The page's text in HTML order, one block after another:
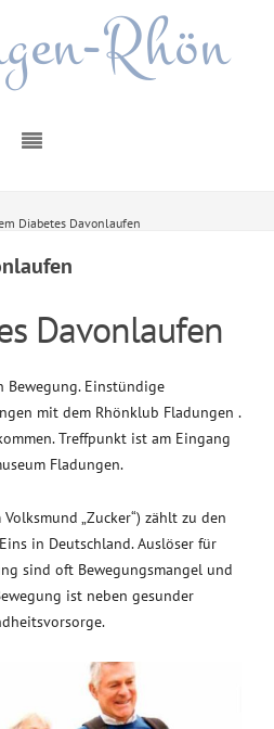
Rhön
Diabetes Davonlaufen
Davonlaufen
Bewegung. Einstündige
mit dem Rhönklub Fladungen .
Treffpunkt ist am Eingang
Fladungen.
„Zucker“) zählt zu den
in Deutschland. Auslöser für
sind oft Bewegungsmangel und
ist neben gesunder